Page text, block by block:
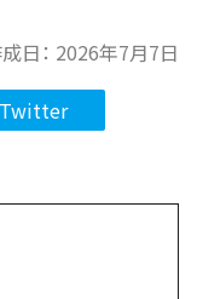
日： 2026年7月7日
Twitter